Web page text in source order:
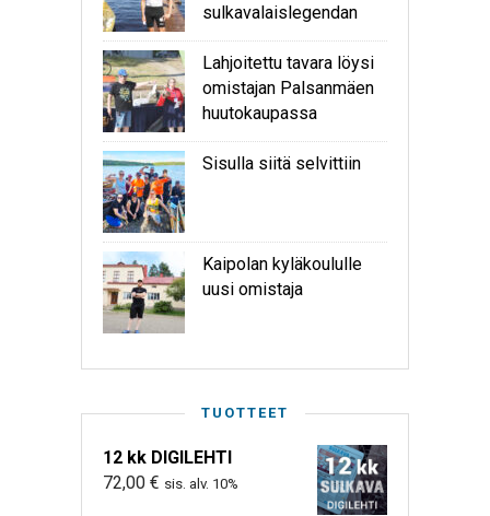
sulkavalaislegendan
Lahjoitettu tavara löysi
omistajan Palsanmäen
huutokaupassa
Sisulla siitä selvittiin
Kaipolan kyläkoululle
uusi omistaja
TUOTTEET
12 kk DIGILEHTI
72,00 € sis. alv. 10%